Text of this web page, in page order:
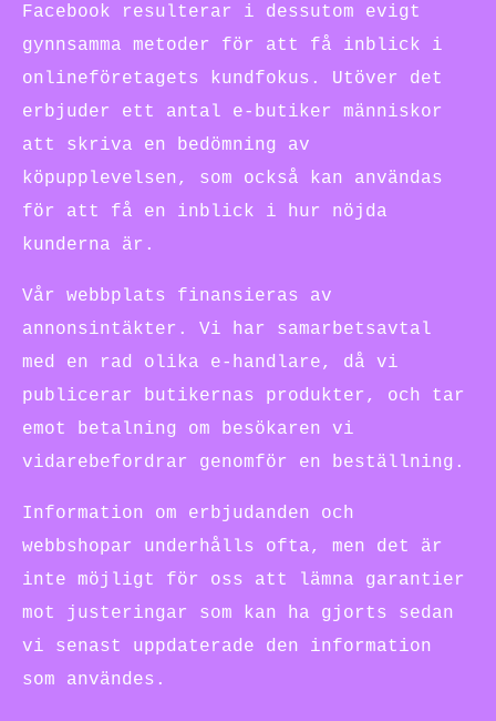
Facebook resulterar i dessutom evigt
gynnsamma metoder för att få inblick i
onlineföretagets kundfokus. Utöver det
erbjuder ett antal e-butiker människor
att skriva en bedömning av
köpupplevelsen, som också kan användas
för att få en inblick i hur nöjda
kunderna är.
Vår webbplats finansieras av
annonsintäkter. Vi har samarbetsavtal
med en rad olika e-handlare, då vi
publicerar butikernas produkter, och tar
emot betalning om besökaren vi
vidarebefordrar genomför en beställning.
Information om erbjudanden och
webbshopar underhålls ofta, men det är
inte möjligt för oss att lämna garantier
mot justeringar som kan ha gjorts sedan
vi senast uppdaterade den information
som användes.